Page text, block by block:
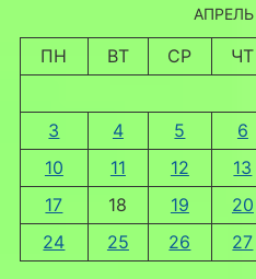
АПРЕЛЬ
ПН ВТ СР ЧТ
3
4 5 6
10
11 12 13
17
18 19 20
24
25 26 27